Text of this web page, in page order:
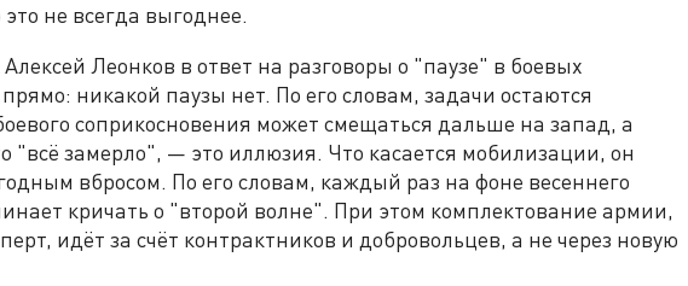
не всегда выгоднее.
Леонков в ответ на разговоры о "паузе" в боевых
никакой паузы нет. По его словам, задачи остаются
соприкосновения может смещаться дальше на запад, а
"всё замерло", — это иллюзия. Что касается мобилизации, он
вбросом. По его словам, каждый раз на фоне весеннего
кричать о "второй волне". При этом комплектование армии,
идёт за счёт контрактников и добровольцев, а не через новую